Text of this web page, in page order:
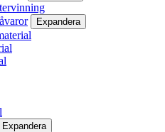
Expandera
Expandera